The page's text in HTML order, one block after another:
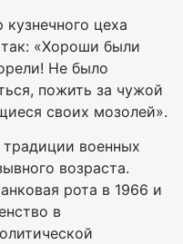
цеха
«Хороши были
Не было
пожить за чужой
своих мозолей».
военных
возраста.
рота в 1966 и
в